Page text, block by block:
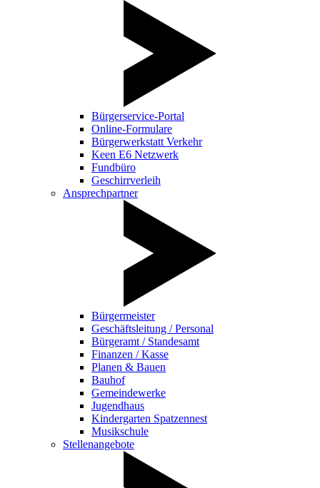
Bürgerservice-Portal
Online-Formulare
Bürgerwerkstatt Verkehr
Keen E6 Netzwerk
Fundbüro
Geschirrverleih
Ansprechpartner
Bürgermeister
Geschäftsleitung / Personal
Bürgeramt / Standesamt
Finanzen / Kasse
Planen & Bauen
Bauhof
Gemeindewerke
Jugendhaus
Kindergarten Spatzennest
Musikschule
Stellenangebote